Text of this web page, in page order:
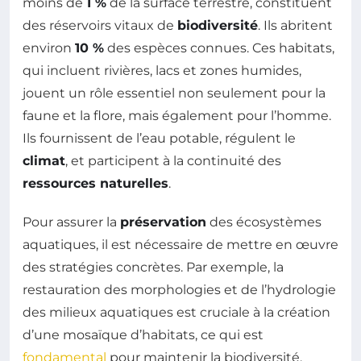
moins de 1 % de la surface terrestre, constituent
des réservoirs vitaux de biodiversité. Ils abritent
environ 10 % des espèces connues. Ces habitats,
qui incluent rivières, lacs et zones humides,
jouent un rôle essentiel non seulement pour la
faune et la flore, mais également pour l’homme.
Ils fournissent de l’eau potable, régulent le
climat, et participent à la continuité des
ressources naturelles.
Pour assurer la préservation des écosystèmes
aquatiques, il est nécessaire de mettre en œuvre
des stratégies concrètes. Par exemple, la
restauration des morphologies et de l’hydrologie
des milieux aquatiques est cruciale à la création
d’une mosaïque d’habitats, ce qui est
fondamental pour maintenir la biodiversité.